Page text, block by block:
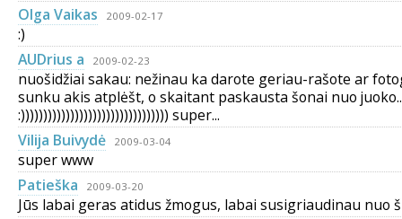
Olga Vaikas
2009-02-17
:)
AUDrius a
2009-02-23
nuošidžiai sakau: nežinau ka darote geriau-rašote ar
sunku akis atplėšt, o skaitant paskausta šonai nuo
:))))))))))))))))))))))))))))))))) super...
Vilija Buivydė
2009-03-04
super www
Patieška
2009-03-20
Jūs labai geras atidus žmogus, labai susigriaudinau nuo